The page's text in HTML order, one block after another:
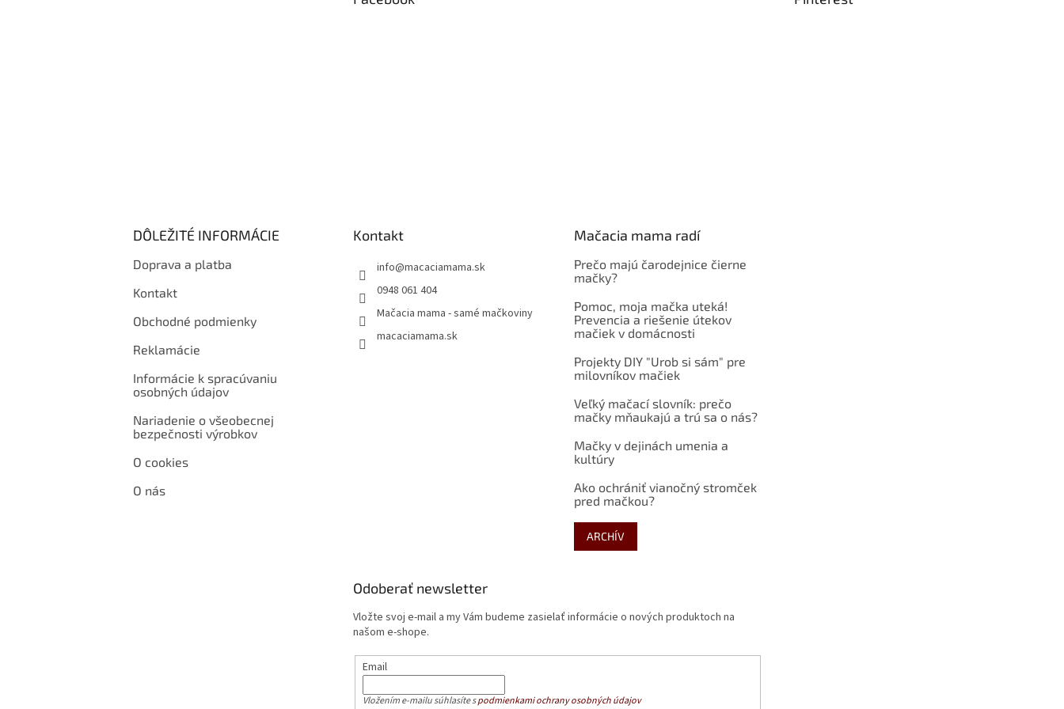
DÔLEŽITÉ INFORMÁCIE
Doprava a platba
Kontakt
Obchodné podmienky
Reklamácie
Informácie k spracúvaniu
osobných údajov
Nariadenie o všeobecnej
bezpečnosti výrobkov
O cookies
O nás
Kontakt
info@macaciamama.sk
0948 061 404
Mačacia mama - samé mačkoviny
macaciamama.sk
Mačacia mama radí
Prečo majú čarodejnice čierne
mačky?
Pomoc, moja mačka uteká!
Prevencia a riešenie útekov
mačiek v domácnosti
Projekty DIY "Urob si sám" pre
milovníkov mačiek
Veľký mačací slovník: prečo
mačky mňaukajú a trú sa o nás?
Mačky v dejinách umenia a
kultúry
Ako ochrániť vianočný stromček
pred mačkou?
ARCHÍV
Odoberať newsletter
Vložte svoj e-mail a my Vám budeme zasielať informácie o nových produktoch na
našom e-shope.
Email
Vložením e-mailu súhlasíte spodmienkami ochrany osobných údajov